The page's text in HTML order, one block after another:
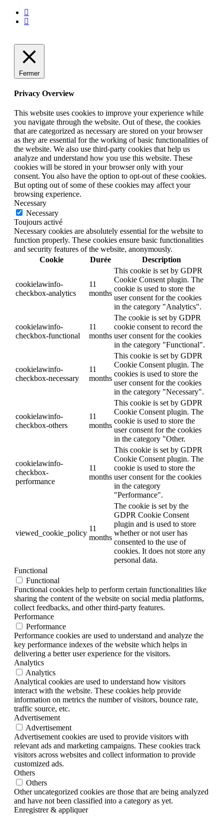
facebook
instagram
Fermer
Privacy Overview
This website uses cookies to improve your experience while
you navigate through the website. Out of these, the cookies
that are categorized as necessary are stored on your browser
as they are essential for the working of basic functionalities of
the website. We also use third-party cookies that help us
analyze and understand how you use this website. These
cookies will be stored in your browser only with your
consent. You also have the option to opt-out of these cookies.
But opting out of some of these cookies may affect your
browsing experience.
Necessary
Necessary
Toujours activé
Necessary cookies are absolutely essential for the website to
function properly. These cookies ensure basic functionalities
and security features of the website, anonymously.
Cookie
Durée Description
cookielawinfo-
checkbox-analytics
11
months
This cookie is set by GDPR
Cookie Consent plugin. The
cookie is used to store the
user consent for the cookies
in the category "Analytics".
cookielawinfo-
checkbox-functional
11
months
The cookie is set by GDPR
cookie consent to record the
user consent for the cookies
in the category "Functional".
cookielawinfo-
checkbox-necessary
11
months
This cookie is set by GDPR
Cookie Consent plugin. The
cookies is used to store the
user consent for the cookies
in the category "Necessary".
cookielawinfo-
checkbox-others
11
months
This cookie is set by GDPR
Cookie Consent plugin. The
cookie is used to store the
user consent for the cookies
in the category "Other.
cookielawinfo-
checkbox-
performance
11
months
This cookie is set by GDPR
Cookie Consent plugin. The
cookie is used to store the
user consent for the cookies
in the category
"Performance".
viewed_cookie_policy
11
months
The cookie is set by the
GDPR Cookie Consent
plugin and is used to store
whether or not user has
consented to the use of
cookies. It does not store any
personal data.
Functional
Functional
Functional cookies help to perform certain functionalities like
sharing the content of the website on social media platforms,
collect feedbacks, and other third-party features.
Performance
Performance
Performance cookies are used to understand and analyze the
key performance indexes of the website which helps in
delivering a better user experience for the visitors.
Analytics
Analytics
Analytical cookies are used to understand how visitors
interact with the website. These cookies help provide
information on metrics the number of visitors, bounce rate,
traffic source, etc.
Advertisement
Advertisement
Advertisement cookies are used to provide visitors with
relevant ads and marketing campaigns. These cookies track
visitors across websites and collect information to provide
customized ads.
Others
Others
Other uncategorized cookies are those that are being analyzed
and have not been classified into a category as yet.
Enregistrer & appliquer